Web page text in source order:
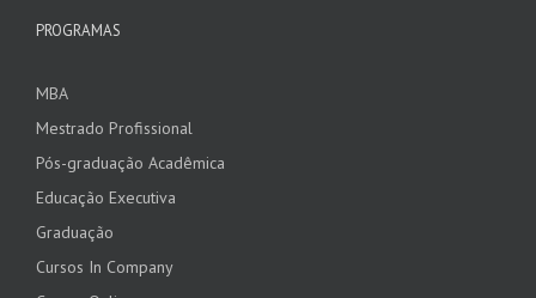
PROGRAMAS
MBA
Mestrado Profissional
Pós-graduação Acadêmica
Educação Executiva
Graduação
Cursos In Company